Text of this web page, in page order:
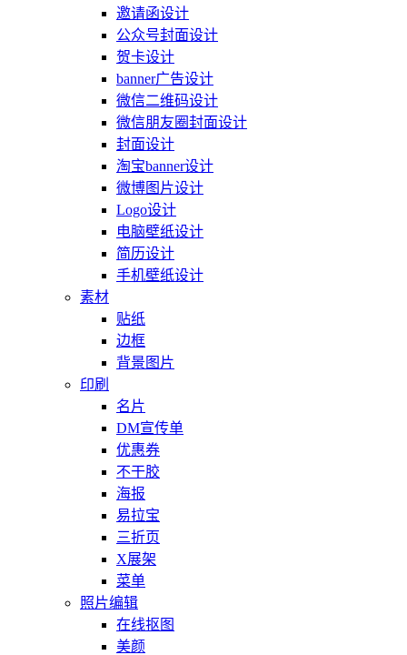
邀请函设计
公众号封面设计
贺卡设计
banner广告设计
微信二维码设计
微信朋友圈封面设计
封面设计
淘宝banner设计
微博图片设计
Logo设计
电脑壁纸设计
简历设计
手机壁纸设计
素材
贴纸
边框
背景图片
印刷
名片
DM宣传单
优惠券
不干胶
海报
易拉宝
三折页
X展架
菜单
照片编辑
在线抠图
美颜